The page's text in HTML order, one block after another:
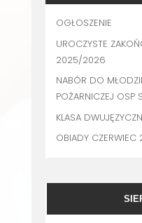
OGŁOSZENIE
UROCZYSTE
2025/2026
NABÓR DO
POŻARNICZEJ OSP
KLASA
OBIADY